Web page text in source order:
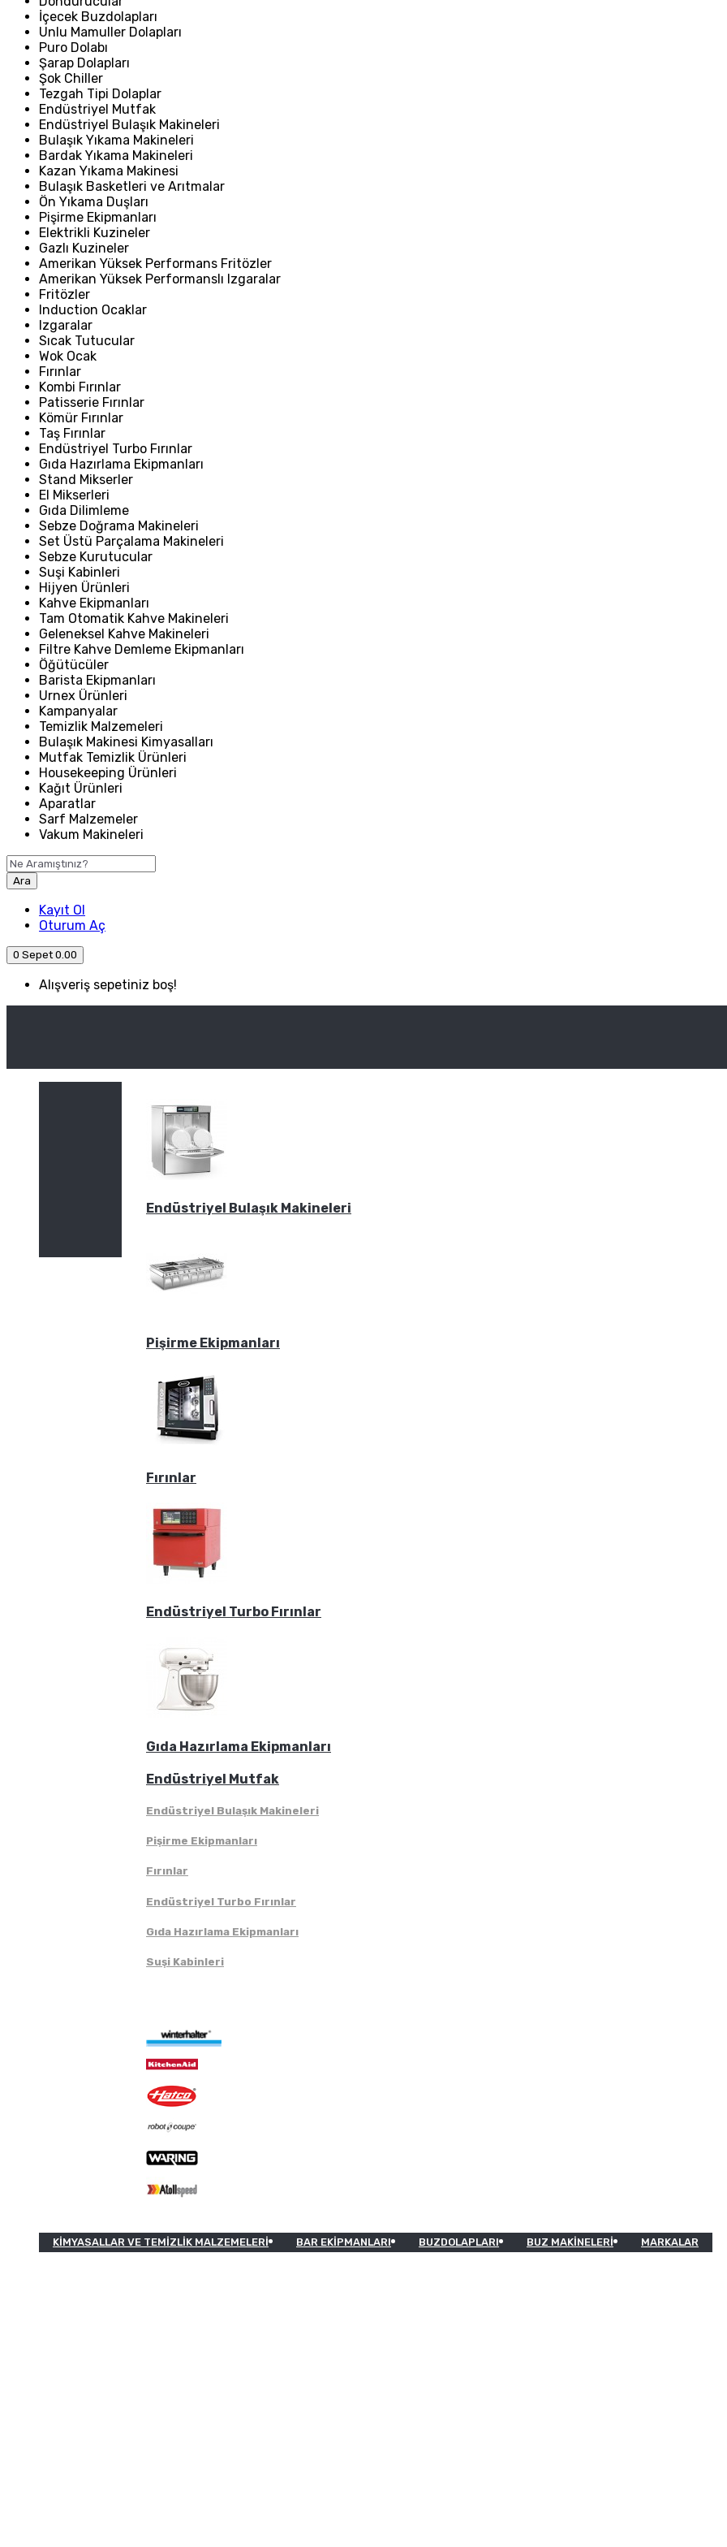
İçecek Buzdolapları
Unlu Mamuller Dolapları
Puro Dolabı
Şarap Dolapları
Şok Chiller
Tezgah Tipi Dolaplar
Endüstriyel Mutfak
Endüstriyel Bulaşık Makineleri
Bulaşık Yıkama Makineleri
Bardak Yıkama Makineleri
Kazan Yıkama Makinesi
Bulaşık Basketleri ve Arıtmalar
Ön Yıkama Duşları
Pişirme Ekipmanları
Elektrikli Kuzineler
Gazlı Kuzineler
Amerikan Yüksek Performans Fritözler
Amerikan Yüksek Performanslı Izgaralar
Fritözler
Induction Ocaklar
Izgaralar
Sıcak Tutucular
Wok Ocak
Fırınlar
Kombi Fırınlar
Patisserie Fırınlar
Kömür Fırınlar
Taş Fırınlar
Endüstriyel Turbo Fırınlar
Gıda Hazırlama Ekipmanları
Stand Mikserler
El Mikserleri
Gıda Dilimleme
Sebze Doğrama Makineleri
Set Üstü Parçalama Makineleri
Sebze Kurutucular
Suşi Kabinleri
Hijyen Ürünleri
Kahve Ekipmanları
Tam Otomatik Kahve Makineleri
Geleneksel Kahve Makineleri
Filtre Kahve Demleme Ekipmanları
Öğütücüler
Barista Ekipmanları
Urnex Ürünleri
Kampanyalar
Temizlik Malzemeleri
Bulaşık Makinesi Kimyasalları
Mutfak Temizlik Ürünleri
Housekeeping Ürünleri
Kağıt Ürünleri
Aparatlar
Sarf Malzemeler
Vakum Makineleri
Ara
Kayıt Ol
Oturum Aç
0 Sepet 0.00
Alışveriş sepetiniz boş!
Kategori
Endüstriyel Bulaşık Makineleri
Pişirme Ekipmanları
Fırınlar
Endüstriyel Turbo Fırınlar
Gıda Hazırlama Ekipmanları
Endüstriyel Mutfak
Endüstriyel Bulaşık Makineleri
Pişirme Ekipmanları
Fırınlar
Endüstriyel Turbo Fırınlar
Gıda Hazırlama Ekipmanları
Suşi Kabinleri
KIMYASALLAR VE TEMIZLIK MALZEMELERI BAR EKIPMANLARI BUZDOLAPLARI BUZ MAKINELERI MARKALAR